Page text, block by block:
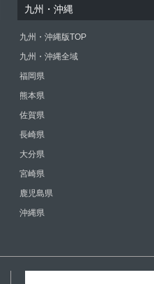
九州・沖縄
九州・沖縄版TOP
九州・沖縄全域
福岡県
熊本県
佐賀県
長崎県
大分県
宮崎県
鹿児島県
沖縄県